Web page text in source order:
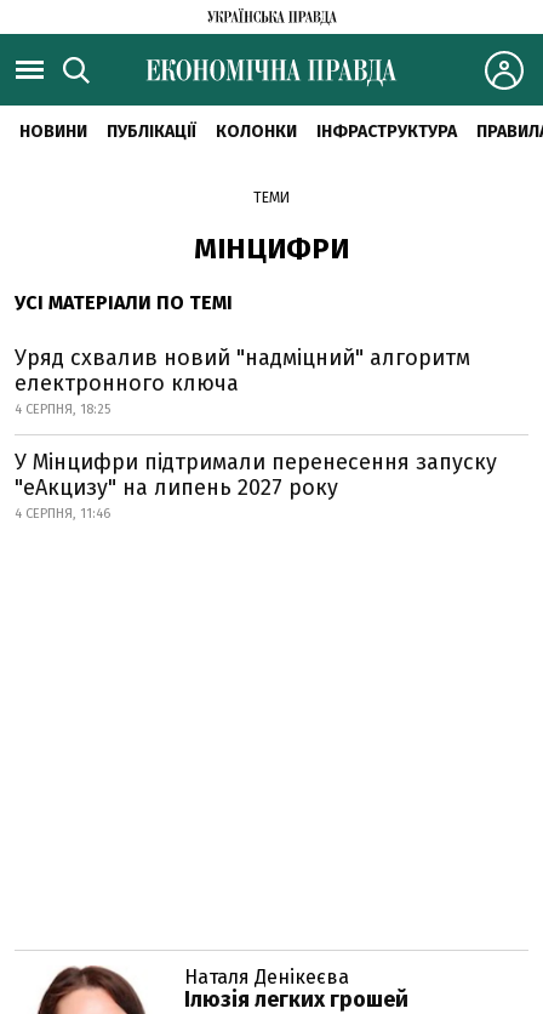
НОВИНИ ПУБЛІКАЦІЇ КОЛОНКИ ІНФРАСТРУКТУРА
ТЕМИ
МІНЦИФРИ
УСІ МАТЕРІАЛИ ПО ТЕМІ
Уряд схвалив новий "надміцний" алгоритм
електронного ключа
4 СЕРПНЯ, 18:25
У Мінцифри підтримали перенесення запуску
"еАкцизу" на липень 2027 року
4 СЕРПНЯ, 11:46
Наталя Денікеєва
Ілюзія легких грошей